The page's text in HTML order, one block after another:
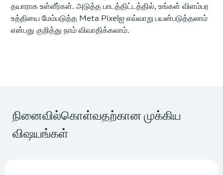
தயாராக உள்ளீர்கள். அடுத்த பாடத்திட்டத்தில், உங்கள் விளம்பர
உத்தியை மேம்படுத்த Meta Pixelஐ எவ்வாறு பயன்படுத்தலாம்
என்பது குறித்து நாம் விவாதிக்கலாம்.
நினைவில்கொள்வதற்கான முக்கிய
விஷயங்கள்